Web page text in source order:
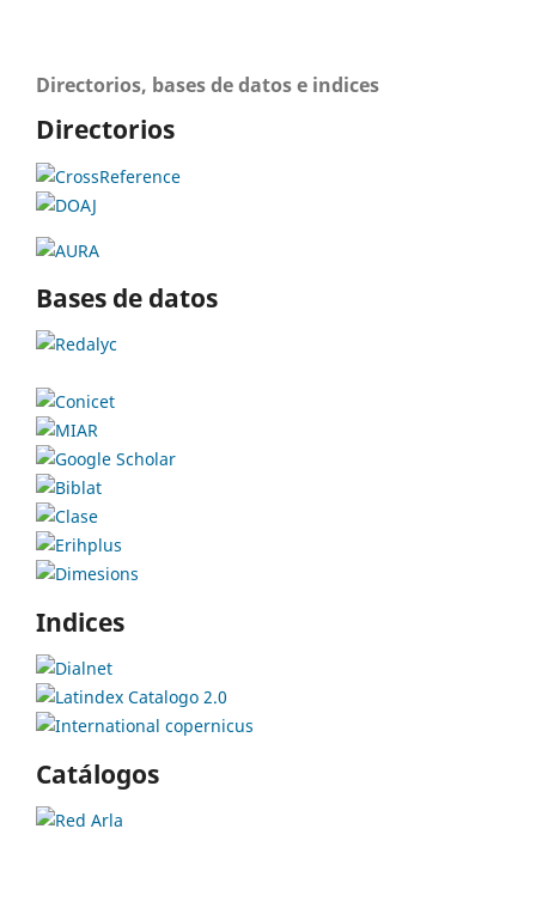
Directorios, bases de datos e indices
Directorios
Bases de datos
Indices
Catálogos